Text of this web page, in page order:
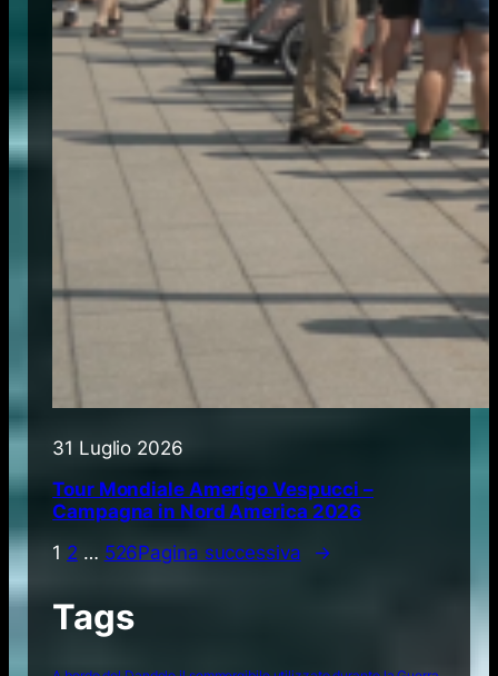
31 Luglio 2026
Tour Mondiale Amerigo Vespucci –
Campagna in Nord America 2026
1 2 … 526Pagina successiva →
Tags